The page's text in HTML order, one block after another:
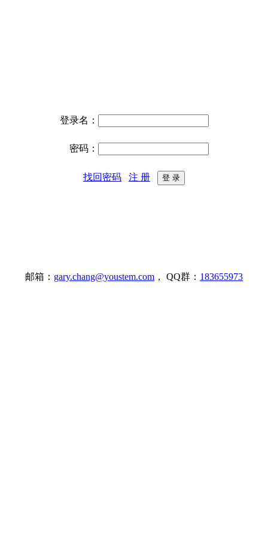
登录名：
密码：
找回密码 注 册
邮箱： gary.chang@youstem.com ， QQ群： 183655973